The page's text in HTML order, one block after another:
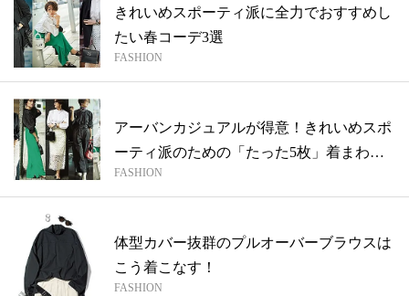
きれいめスポーティ派に全力でおすすめし
たい春コーデ3選
FASHION
アーバンカジュアルが得意！きれいめスポ
ーティ派のための「たった5枚」着まわし
8D...
FASHION
体型カバー抜群のプルオーバーブラウスは
こう着こなす！
FASHION